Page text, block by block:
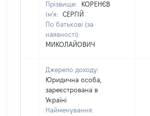
Прізвище:
КОРЕНЄВ
Ім'я:
СЕРГІЙ
По батькові (за
наявності):
МИКОЛАЙОВИЧ
Джерело доходу:
Юридична особа,
зареєстрована в
Україні
Найменування: